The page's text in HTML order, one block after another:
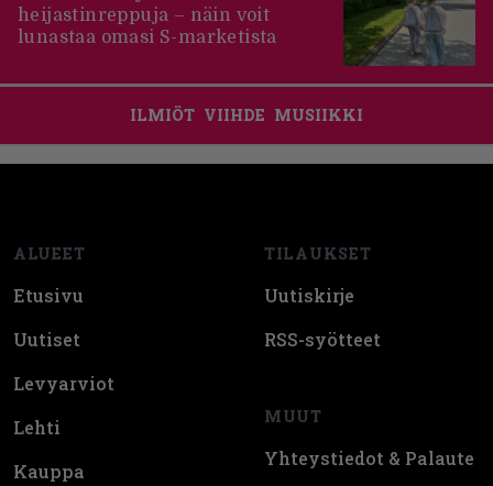
heijastinreppuja – näin voit
lunastaa omasi S-marketista
ILMIÖT VIIHDE MUSIIKKI
ALUEET
Etusivu
Uutiset
Levyarviot
Lehti
Kauppa
TILAUKSET
Uutiskirje
RSS-syötteet
MUUT
Yhteystiedot & Palaute